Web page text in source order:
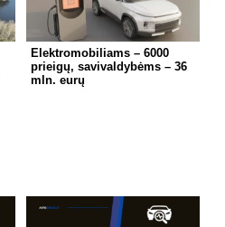
Elektromobiliams – 6000
prieigų, savivaldybėms – 36
mln. eurų